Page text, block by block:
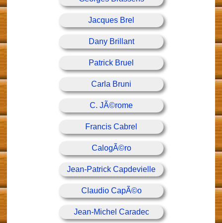
Jacques Brel
Dany Brillant
Patrick Bruel
Carla Bruni
C. JÃ©rome
Francis Cabrel
CalogÃ©ro
Jean-Patrick Capdevielle
Claudio CapÃ©o
Jean-Michel Caradec